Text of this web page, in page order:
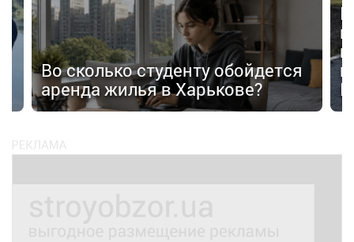
Во сколько студенту обойдется
аренда жилья в Харькове?
В